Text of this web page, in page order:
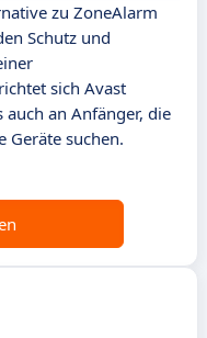
zu ZoneAlarm
Schutz und
sich Avast
an Anfänger, die
Geräte suchen.